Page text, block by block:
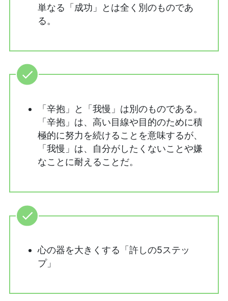
単なる「成功」とは全く別のものであ
る。
「辛抱」と「我慢」は別のものである。
「辛抱」は、高い目線や目的のために積
極的に努力を続けることを意味するが、
「我慢」は、自分がしたくないことや嫌
なことに耐えることだ。
心の器を大きくする「許しの5ステッ
プ」